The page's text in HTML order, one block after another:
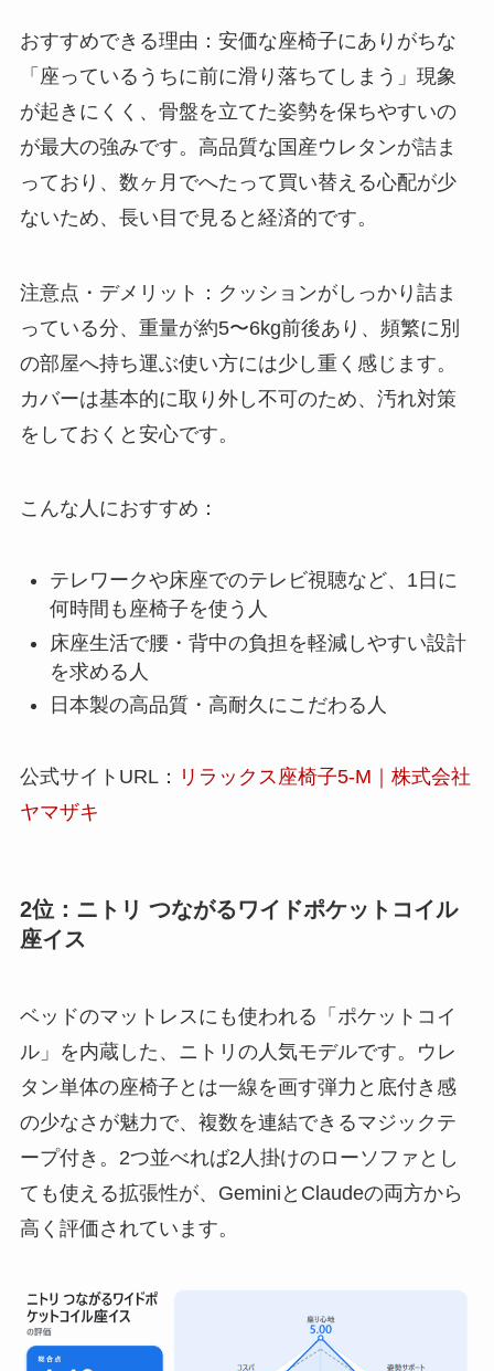
おすすめできる理由：安価な座椅子にありがちな
「座っているうちに前に滑り落ちてしまう」現象
が起きにくく、骨盤を立てた姿勢を保ちやすいの
が最大の強みです。高品質な国産ウレタンが詰ま
っており、数ヶ月でへたって買い替える心配が少
ないため、長い目で見ると経済的です。
注意点・デメリット：クッションがしっかり詰ま
っている分、重量が約5〜6kg前後あり、頻繁に別
の部屋へ持ち運ぶ使い方には少し重く感じます。
カバーは基本的に取り外し不可のため、汚れ対策
をしておくと安心です。
こんな人におすすめ：
テレワークや床座でのテレビ視聴など、1日に
何時間も座椅子を使う人
床座生活で腰・背中の負担を軽減しやすい設計
を求める人
日本製の高品質・高耐久にこだわる人
公式サイトURL： リラックス座椅子5-M｜株式会社
ヤマザキ
2位：ニトリ つながるワイドポケットコイル
座イス
ベッドのマットレスにも使われる「ポケットコイ
ル」を内蔵した、ニトリの人気モデルです。ウレ
タン単体の座椅子とは一線を画す弾力と底付き感
の少なさが魅力で、複数を連結できるマジックテ
ープ付き。2つ並べれば2人掛けのローソファとし
ても使える拡張性が、GeminiとClaudeの両方から
高く評価されています。